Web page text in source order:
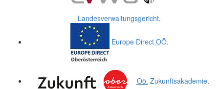
Landesverwaltungsgericht.
Europe Direct OÖ.
Oö. Zukunftsakademie.